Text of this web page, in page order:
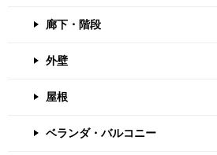
廊下・階段
外壁
屋根
ベランダ・バルコニー